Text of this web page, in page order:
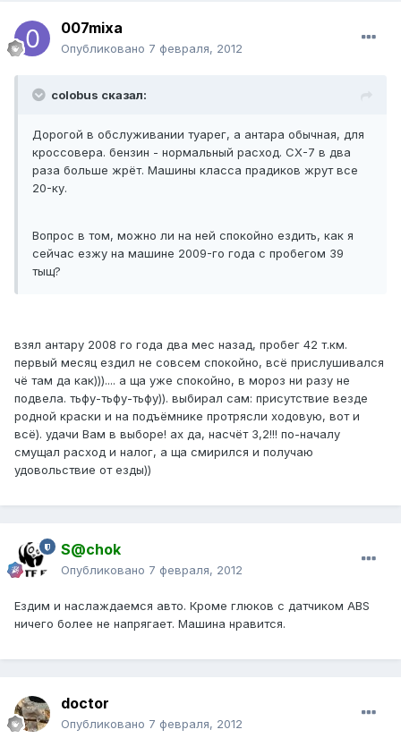
007mixa
Опубликовано 7 февраля, 2012
colobus сказал:
Дорогой в обслуживании туарег, а антара обычная, для
кроссовера. бензин - нормальный расход. СХ-7 в два
раза больше жрёт. Машины класса прадиков жрут все
20-ку.
Вопрос в том, можно ли на ней спокойно ездить, как я
сейчас езжу на машине 2009-го года с пробегом 39
тыщ?
взял антару 2008 го года два мес назад, пробег 42 т.км.
первый месяц ездил не совсем спокойно, всё прислушивался
чё там да как))).... а ща уже спокойно, в мороз ни разу не
подвела. тьфу-тьфу-тьфу)). выбирал сам: присутствие везде
родной краски и на подъёмнике протрясли ходовую, вот и
всё). удачи Вам в выборе! ах да, насчёт 3,2!!! по-началу
смущал расход и налог, а ща смирился и получаю
удовольствие от езды))
S@chok
Опубликовано 7 февраля, 2012
Ездим и наслаждаемся авто. Кроме глюков с датчиком ABS
ничего более не напрягает. Машина нравится.
doctor
Опубликовано 7 февраля, 2012